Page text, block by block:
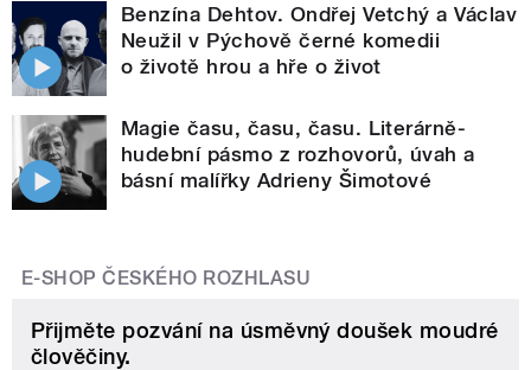
Benzína Dehtov. Ondřej Vetchý a Václav
Neužil v Pýchově černé komedii
o životě hrou a hře o život
Magie času, času, času. Literárně-
hudební pásmo z rozhovorů, úvah a
básní malířky Adrieny Šimotové
E-SHOP ČESKÉHO ROZHLASU
Přijměte pozvání na úsměvný doušek moudré
člověčiny.